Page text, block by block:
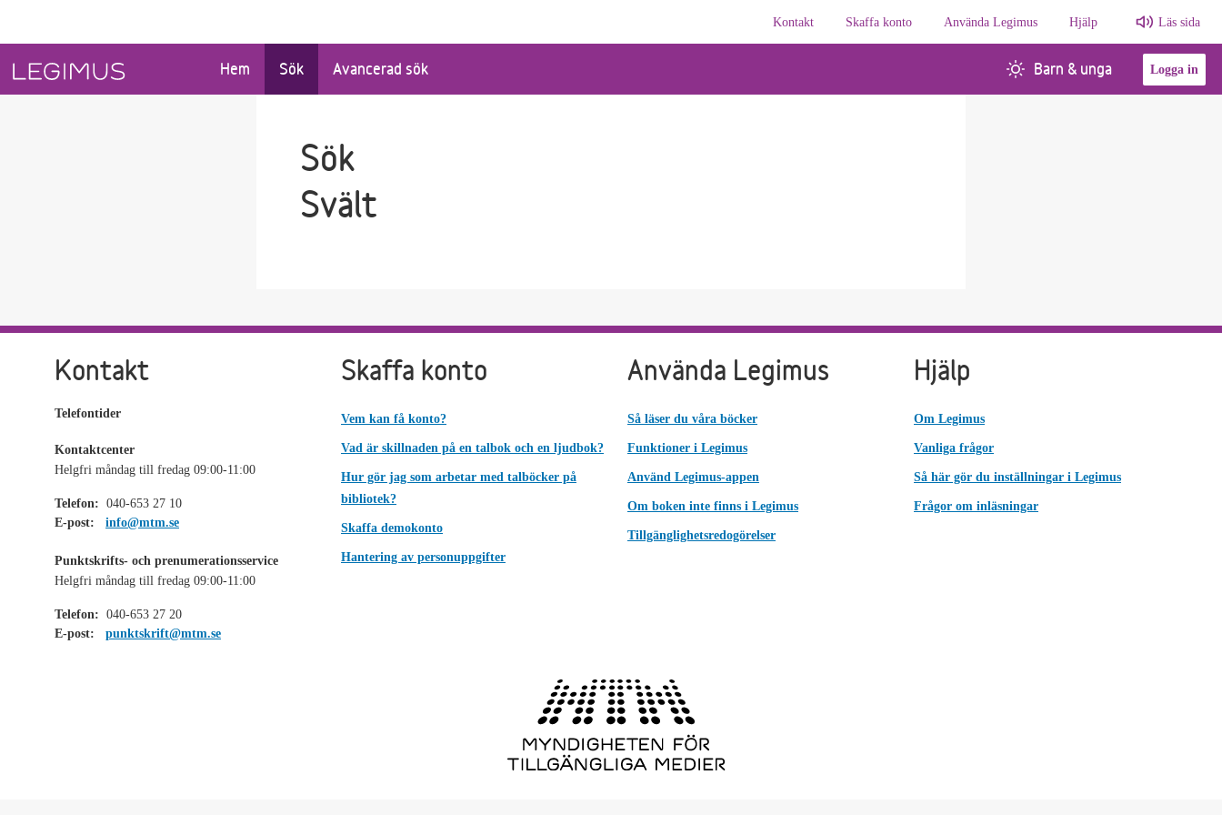
Kontakt
Skaffa konto Använda Legimus Hjälp Läs sida
Hem Sök Avancerad sök Barn & unga Logga in
Sök
Svält
Kontakt
Telefontider
Kontaktcenter
Helgfri måndag till fredag 09:00-11:00
Telefon: 040-653 27 10
E-post:
info@mtm.se
Punktskrifts- och prenumerationsservice
Helgfri måndag till fredag 09:00-11:00
Telefon: 040-653 27 20
E-post:
punktskrift@mtm.se
Skaffa konto
Vem kan få konto?
Vad är skillnaden på en talbok och en ljudbok?
Hur gör jag som arbetar med talböcker på
bibliotek?
Skaffa demokonto
Hantering av personuppgifter
Använda Legimus
Så läser du våra böcker
Funktioner i Legimus
Använd Legimus-appen
Om boken inte finns i Legimus
Tillgänglighetsredogörelser
Hjälp
Om Legimus
Vanliga frågor
Så här gör du inställningar i Legimus
Frågor om inläsningar